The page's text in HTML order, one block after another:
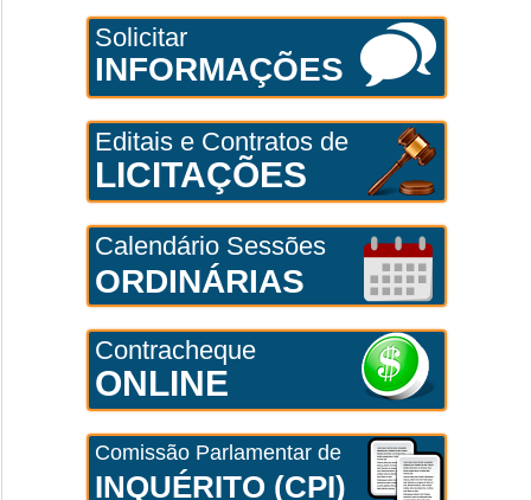
Solicitar
INFORMAÇÕES
Editais e Contratos de
LICITAÇÕES
Calendário Sessões
ORDINÁRIAS
Contracheque
ONLINE
Comissão Parlamentar de
INQUÉRITO (CPI)